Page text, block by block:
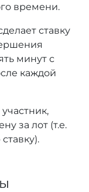
времени.
ставку
минут с
каждой
за лот (т.е.